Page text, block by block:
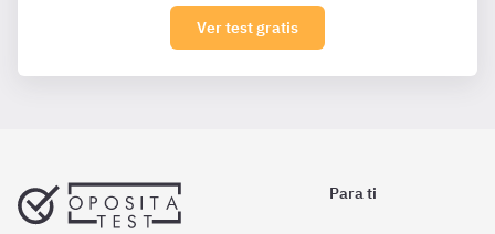
Ver test gratis
Para ti